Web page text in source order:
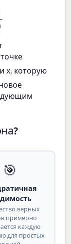
x, которую
🎯
верных
примерно
каждую
для простых